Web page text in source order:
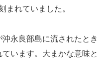
まれていました。
永良部島に流されたとき
います。大まかな意味と